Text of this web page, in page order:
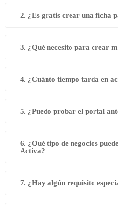
2. ¿Es gratis crear una ficha
3. ¿Qué necesito para crear
4. ¿Cuánto tiempo tarda en
5. ¿Puedo probar el portal
6. ¿Qué tipo de negocios
Activa?
7. ¿Hay algún requisito